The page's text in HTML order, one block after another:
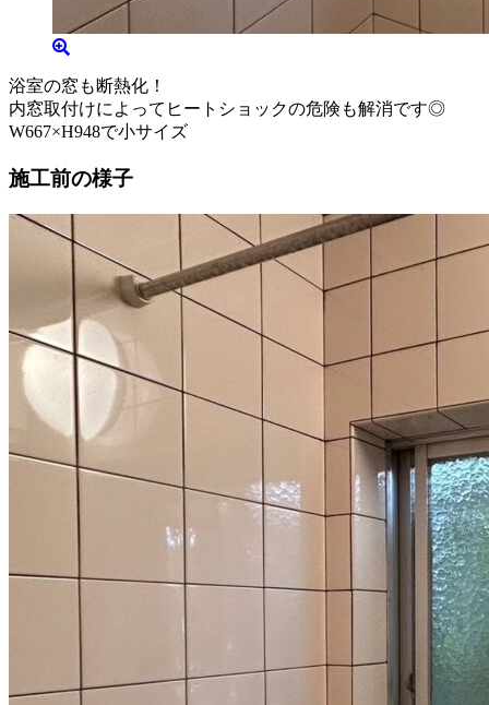
浴室の窓も断熱化！
内窓取付けによってヒートショックの危険も解消です◎
W667×H948で小サイズ
施工前の様子